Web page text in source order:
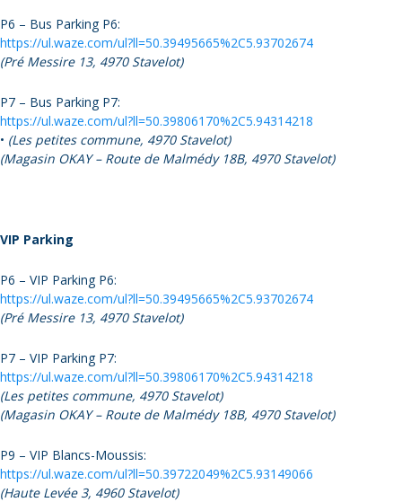
P6 – Bus Parking P6:
https://ul.waze.com/ul?ll=50.39495665%2C5.93702674
(Pré Messire 13, 4970 Stavelot)
P7 – Bus Parking P7:
https://ul.waze.com/ul?ll=50.39806170%2C5.94314218
• (Les petites commune, 4970 Stavelot)
(Magasin OKAY – Route de Malmédy 18B, 4970 Stavelot)
VIP Parking
P6 – VIP Parking P6:
https://ul.waze.com/ul?ll=50.39495665%2C5.93702674
(Pré Messire 13, 4970 Stavelot)
P7 – VIP Parking P7:
https://ul.waze.com/ul?ll=50.39806170%2C5.94314218
(Les petites commune, 4970 Stavelot)
(Magasin OKAY – Route de Malmédy 18B, 4970 Stavelot)
P9 – VIP Blancs-Moussis:
https://ul.waze.com/ul?ll=50.39722049%2C5.93149066
(Haute Levée 3, 4960 Stavelot)